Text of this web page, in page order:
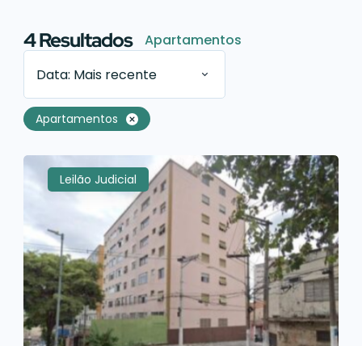
4Resultados
Apartamentos
Data: Mais recente
Apartamentos
Leilão Judicial